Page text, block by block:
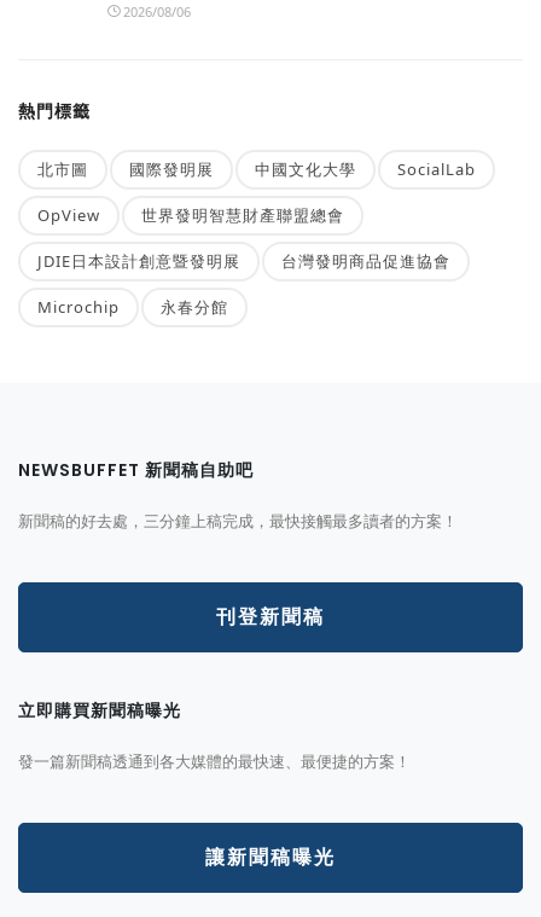
2026/08/06
熱門標籤
北市圖 國際發明展 中國文化大學 SocialLab
OpView 世界發明智慧財產聯盟總會
JDIE日本設計創意暨發明展 台灣發明商品促進協會
Microchip 永春分館
NEWSBUFFET 新聞稿自助吧
新聞稿的好去處，三分鐘上稿完成，最快接觸最多讀者的方案！
刊登新聞稿
立即購買新聞稿曝光
發一篇新聞稿透通到各大媒體的最快速、最便捷的方案！
讓新聞稿曝光